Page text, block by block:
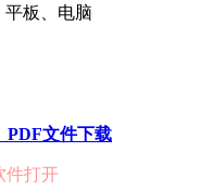
平板、电脑
PDF文件下载
件打开